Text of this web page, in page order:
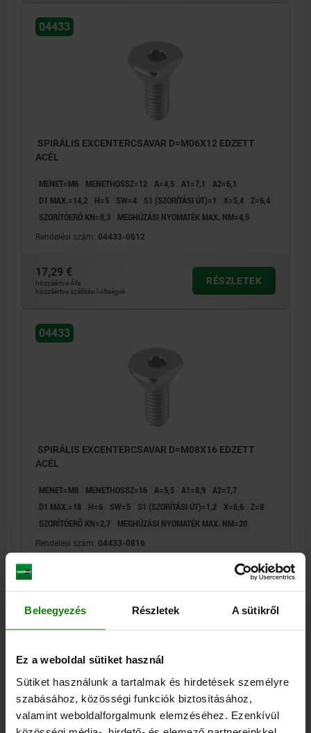
Beleegyezés Részletek A sütikről
Ez a weboldal sütiket használ
Sütiket használunk a tartalmak és hirdetések személyre
szabásához, közösségi funkciók biztosításához,
valamint weboldalforgalmunk elemzéséhez. Ezenkívül
04433
SPIRÁLIS EXCENTERCSAVAR D=M06X12 EDZETT
ACÉL
MENET=M6 MENETHOSSZ=12 A=4,5 A1=7,1
A2=6,1
D1 MAX.=14,2
H=5 SW=4 S1 (SZORÍTÁSI ÚT)=1 X=5,4 Z=6,4
SZORÍTÓERŐ KN=0,3
MEGHÚZÁSI NYOMATÉK MAX. NM=4,5
Rendelési szám: 04433-0612
17,29 €
hozzáértve Áfa
hozzáértve szállítási költségek
RÉSZLETEK
04433
SPIRÁLIS EXCENTERCSAVAR D=M08X16 EDZETT
ACÉL
MENET=M8 MENETHOSSZ=16 A=5,5 A1=8,9 A2=7,7
D1 MAX.=18
H=6 SW=5 S1 (SZORÍTÁSI ÚT)=1,2 X=6,6 Z=8
SZORÍTÓERŐ KN=2,7
MEGHÚZÁSI NYOMATÉK MAX. NM=20
Rendelési szám: 04433-0816